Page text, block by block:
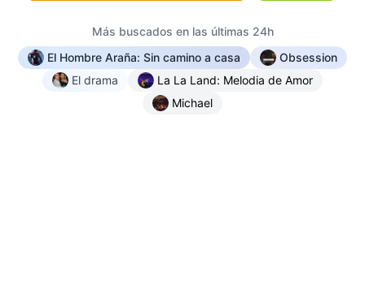
Más buscados en las últimas 24h
El Hombre Araña: Sin camino a casa
Obsession
El drama
La La Land: Melodia de Amor
Michael